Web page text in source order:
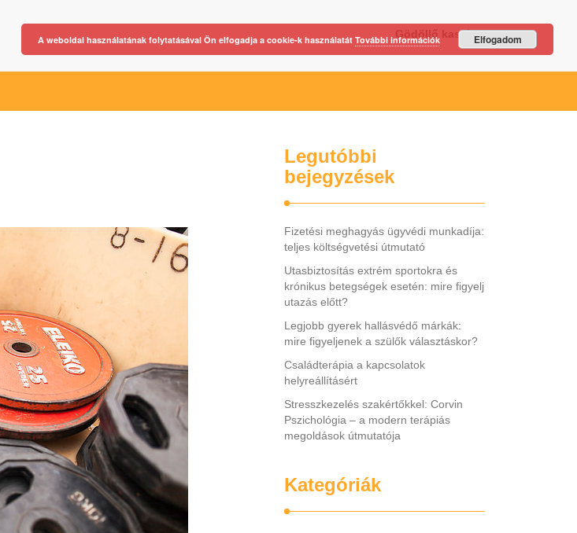
Gödöllő kastély
Legutóbbi
bejegyzések
Fizetési meghagyás ügyvédi munkadíja:
teljes költségvetési útmutató
Utasbiztosítás extrém sportokra és
krónikus betegségek esetén: mire figyelj
utazás előtt?
Legjobb gyerek hallásvédő márkák:
mire figyeljenek a szülők választáskor?
Családterápia a kapcsolatok
helyreállításért
Stresszkezelés szakértőkkel: Corvin
Pszichológia – a modern terápiás
megoldások útmutatója
Kategóriák
A weboldal használatának folytatásával Ön elfogadja a cookie-k használatát További információk Elfogadom